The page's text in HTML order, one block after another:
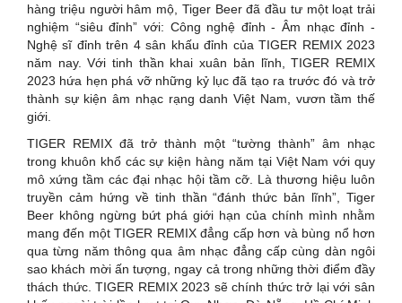
hàng triệu người hâm mộ, Tiger Beer đã đầu tư một loạt trải
nghiệm “siêu đỉnh” với: Công nghệ đỉnh - Âm nhạc đỉnh -
Nghệ sĩ đỉnh trên 4 sân khấu đỉnh của TIGER REMIX 2023
năm nay. Với tinh thần khai xuân bản lĩnh, TIGER REMIX
2023 hứa hẹn phá vỡ những kỷ lục đã tạo ra trước đó và trở
thành sự kiện âm nhạc rạng danh Việt Nam, vươn tầm thế
giới.
TIGER REMIX đã trở thành một “tường thành” âm nhạc
trong khuôn khổ các sự kiện hàng năm tại Việt Nam với quy
mô xứng tầm các đại nhạc hội tầm cỡ. Là thương hiệu luôn
truyền cảm hứng về tinh thần “đánh thức bản lĩnh”, Tiger
Beer không ngừng bứt phá giới hạn của chính mình nhằm
mang đến một TIGER REMIX đẳng cấp hơn và bùng nổ hơn
qua từng năm thông qua âm nhạc đẳng cấp cùng dàn ngôi
sao khách mời ấn tượng, ngay cả trong những thời điểm đầy
thách thức. TIGER REMIX 2023 sẽ chính thức trở lại với sân